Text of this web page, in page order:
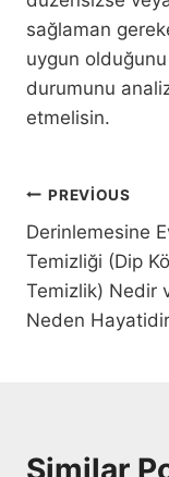
sağlaman
uygun
durumunu
etmelisin.
Yazı
PREVIOUS
Derinlemesine
Temizliği (Dip
Temizlik) Nedir
Neden
Similar